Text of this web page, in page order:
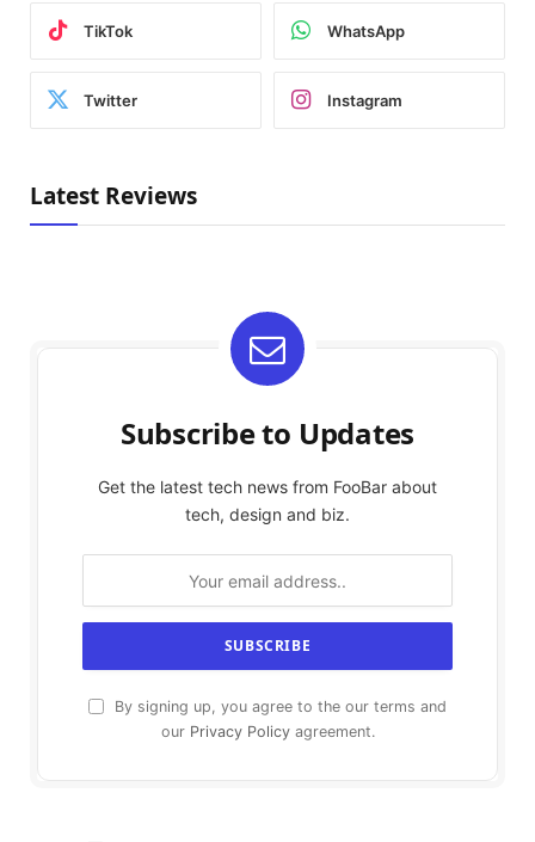
TikTok WhatsApp
Twitter Instagram
Latest Reviews
Subscribe to Updates
Get the latest tech news from FooBar about
tech, design and biz.
By signing up, you agree to the our terms and
our Privacy Policyagreement.